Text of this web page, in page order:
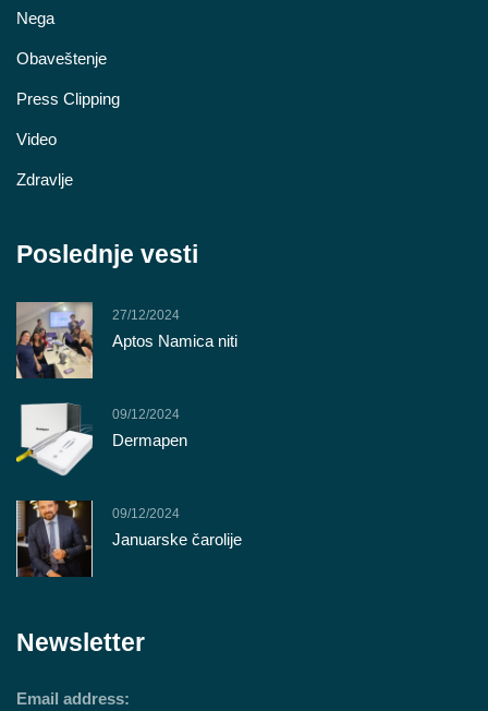
Nega
Obaveštenje
Press Clipping
Video
Zdravlje
Poslednje vesti
27/12/2024
Aptos Namica niti
09/12/2024
Dermapen
09/12/2024
Januarske čarolije
Newsletter
Email address: